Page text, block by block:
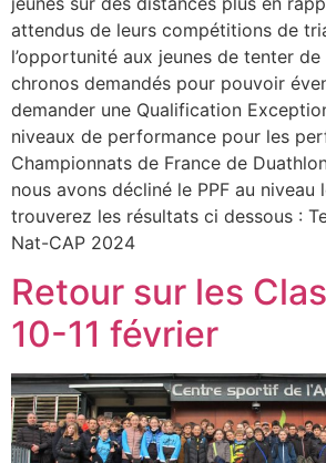
attendus de leurs compétitions de
l’opportunité aux jeunes de tenter
chronos demandés pour pouvoir
demander une Qualification
niveaux de performance pour les
Championnats de France de
nous avons décliné le PPF au niveau
trouverez les résultats ci dessous :
Nat-CAP 2024
Retour sur les
10-11 février